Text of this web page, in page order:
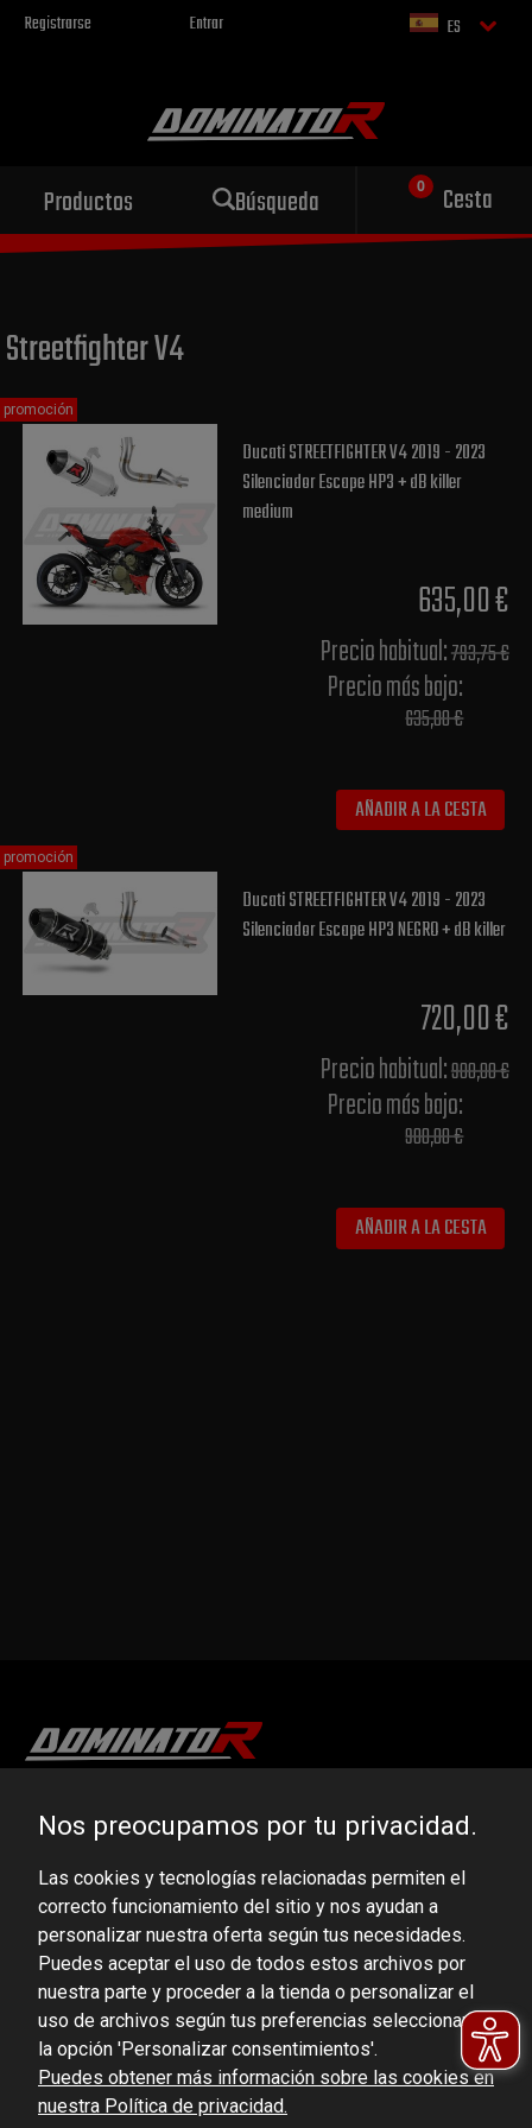
Registrarse Entrar ES
Productos Búsqueda Cesta
Escape deportivo
para tu motocicleta
Streetfighter V4
Ducati STREETFIGHTER V4 2019 - 2023
Silenciador Escape HP3 + dB killer
medium
635,00 €
Precio habitual​:793,75 €
Precio más bajo​:
635,00 €
AÑADIR A LA CESTA
promoción
Ducati STREETFIGHTER V4 2019 - 2023
Silenciador Escape HP3 NEGRO + dB killer
720,00 €
Precio habitual​:900,00 €
Precio más bajo​:
900,00 €
AÑADIR A LA CESTA
promoción
DOMINATOR GROUP Sp. z o.o.
VAT ID No.: 6521751083
dominator@dominator.pl
© Copyright 2022 | Dominator Group Sp. z o. o.
Nos preocupamos por tu privacidad.
Las cookies y tecnologías relacionadas permiten el
correcto funcionamiento del sitio y nos ayudan a
personalizar nuestra oferta según tus necesidades.
Puedes aceptar el uso de todos estos archivos por
nuestra parte y proceder a la tienda o personalizar el
uso de archivos según tus preferencias seleccionando
la opción 'Personalizar consentimientos'.
Puedes obtener más información sobre las cookies en
nuestra Política de privacidad.